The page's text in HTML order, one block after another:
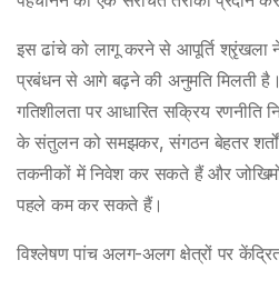
इस ढांचे को लागू करने से आपूर्ति श्रृंखला
प्रबंधन से आगे बढ़ने की अनुमति मिलती
गतिशीलता पर आधारित सक्रिय रणनीति
के संतुलन को समझकर, संगठन बेहतर
तकनीकों में निवेश कर सकते हैं और
पहले कम कर सकते हैं।
विश्लेषण पांच अलग-अलग क्षेत्रों पर